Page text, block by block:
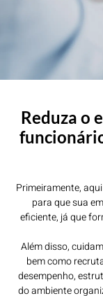
Reduza o
Primeiramente,
para que sua
eficiente, já que
Além disso,
bem como
desempenho,
do ambiente